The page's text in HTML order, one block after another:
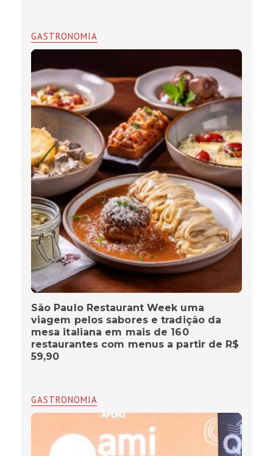
GASTRONOMIA
São Paulo Restaurant Week uma
viagem pelos sabores e tradição da
mesa italiana em mais de 160
restaurantes com menus a partir de R$
59,90
GASTRONOMIA